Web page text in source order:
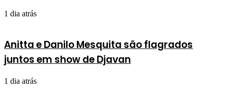
1 dia atrás
Anitta e Danilo Mesquita são flagrados
juntos em show de Djavan
1 dia atrás